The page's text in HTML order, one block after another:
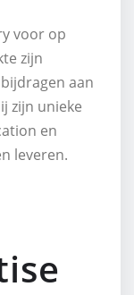
voor op
zijn
aan
zijn unieke
en
leveren.